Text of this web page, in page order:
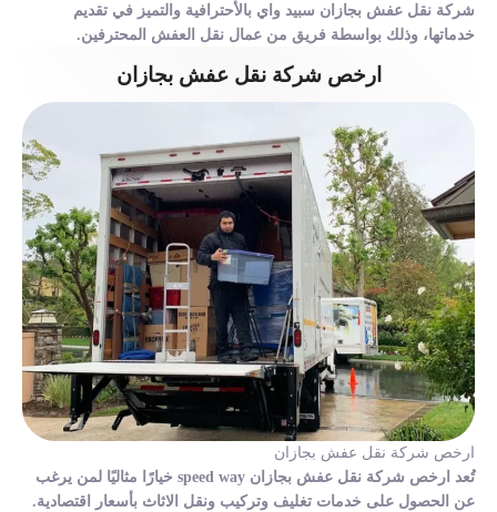
شركة نقل عفش بجازان سبيد واي بالأحترافية والتميز في تقديم
خدماتها، وذلك بواسطة فريق من عمال نقل العفش المحترفين.
ارخص شركة نقل عفش بجازان
ارخص شركة نقل عفش بجازان
تُعد ارخص شركة نقل عفش بجازان speed way خيارًا مثاليًا لمن يرغب
عن الحصول على خدمات تغليف وتركيب ونقل الاثاث بأسعار اقتصادية.